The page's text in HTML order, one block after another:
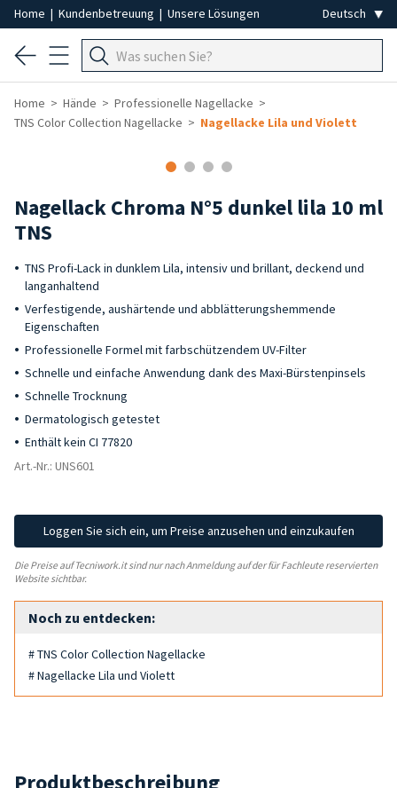
Home | Kundenbetreuung | Unsere Lösungen
Home Hände
Professionelle Nagellacke
TNS Color Collection Nagellacke
Nagellacke Lila und Violett
Nagellack Chroma N°5 dunkel lila 10 ml
TNS
TNS Profi-Lack in dunklem Lila, intensiv und brillant, deckend und
langanhaltend
Verfestigende, aushärtende und abblätterungshemmende
Eigenschaften
Professionelle Formel mit farbschützendem UV-Filter
Schnelle und einfache Anwendung dank des Maxi-Bürstenpinsels
Schnelle Trocknung
Dermatologisch getestet
Enthält kein CI 77820
Art.-Nr.: UNS601
Loggen Sie sich ein, um Preise anzusehen und einzukaufen
Die Preise auf Tecniwork.it sind nur nach Anmeldung auf der für Fachleute reservierten
Website sichtbar.
Noch zu entdecken:
# TNS Color Collection Nagellacke
# Nagellacke Lila und Violett
Produktbeschreibung